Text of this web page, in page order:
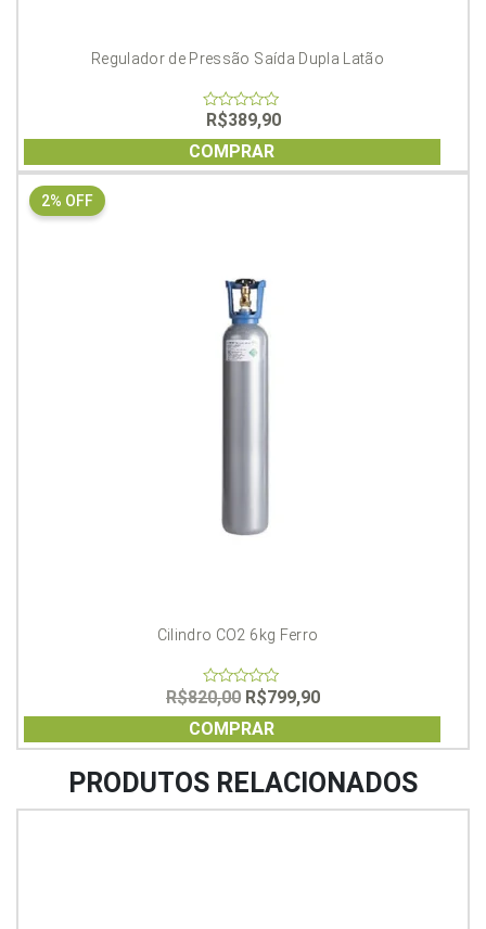
Regulador de Pressão Saída Dupla Latão
0
out
of
5
R$389,90
COMPRAR
2% OFF
Cilindro CO2 6kg Ferro
0
out
of
5
R$820,00 O
preço
original
era:
R$820,00.
R$799,90O
preço
é:
R$799,90.
COMPRAR
PRODUTOS RELACIONADOS